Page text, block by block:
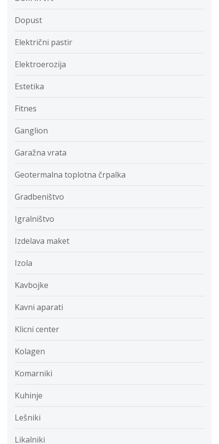
Dopust
Električni pastir
Elektroerozija
Estetika
Fitnes
Ganglion
Garažna vrata
Geotermalna toplotna črpalka
Gradbeništvo
Igralništvo
Izdelava maket
Izola
Kavbojke
Kavni aparati
Klicni center
Kolagen
Komarniki
Kuhinje
Lešniki
Likalniki